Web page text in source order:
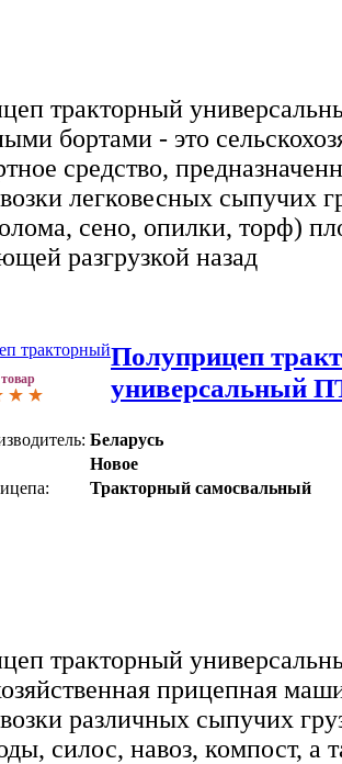
тракторный
бортами - это
средство,
легковесных сыпучих
сено, опилки, торф)
разгрузкой назад
Полуприцеп
универсальный
Беларусь
Новое
Тракторный самосвальный
тракторный
прицепная
различных сыпучих
силос, навоз, компост, а